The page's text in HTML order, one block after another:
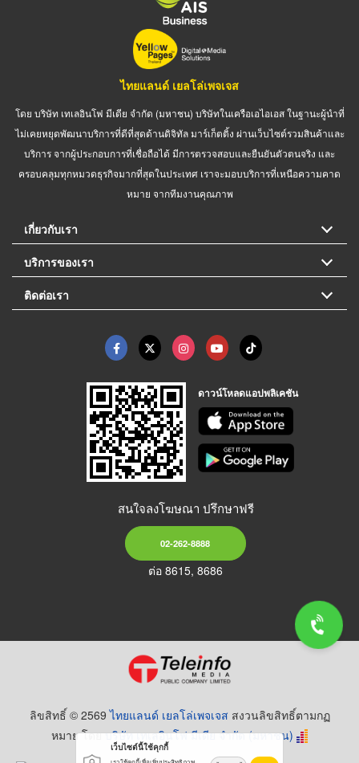
ไทยแลนด์ เยลโล่เพจเจส
โดย บริษัท เทเลอินโฟ มีเดีย จำกัด (มหาชน) บริษัทในเครือเอไอเอส ในฐานะผู้นำที่
ไม่เคยหยุดพัฒนาบริการที่ดีที่สุดด้านดิจิทัล มาร์เก็ตติ้ง ผ่านเว็บไซต์รวมสินค้าและ
บริการ จากผู้ประกอบการที่เชื่อถือได้ มีการตรวจสอบและยืนยันตัวตนจริง และ
ครอบคลุมทุกหมวดธุรกิจมากที่สุดในประเทศ เราจะมอบบริการที่เหนือความคาด
หมาย จากทีมงานคุณภาพ
เกี่ยวกับเรา
บริการของเรา
ติดต่อเรา
ดาวน์โหลดแอปพลิเคชัน
สนใจลงโฆษณา ปรึกษาฟรี
02-262-8888
ต่อ 8615, 8686
ลิขสิทธิ์ © 2569ไทยแลนด์ เยลโล่เพจเจส สงวนลิขสิทธิ์ตามกฏ
หมาย โดยบริษัท เทเลอินโฟ มีเดีย จำกัด (มหาชน)
เว็บไซต์นี้ใช้คุกกี้